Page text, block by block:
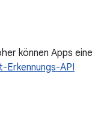
können Apps eine
Erkennungs-API